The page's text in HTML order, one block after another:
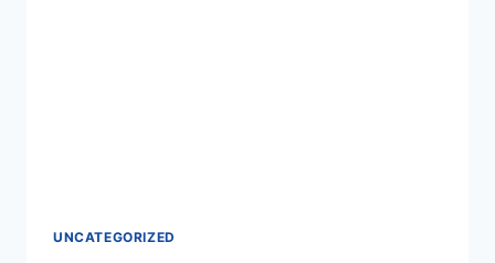
UNCATEGORIZED